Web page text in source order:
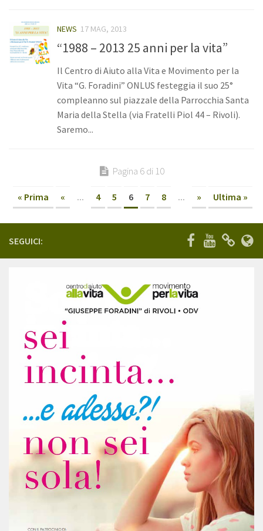
NEWS 17 MAG, 2013
“1988 – 2013 25 anni per la vita”
Il Centro di Aiuto alla Vita e Movimento per la
Vita “G. Foradini” ONLUS festeggia il suo 25°
compleanno sul piazzale della Parrocchia Santa
Maria della Stella (via Fratelli Piol 44 – Rivoli).
Saremo...
Pagina 6 di 10
« Prima « ... 4 5 6 7 8 ... » Ultima »
SEGUICI: